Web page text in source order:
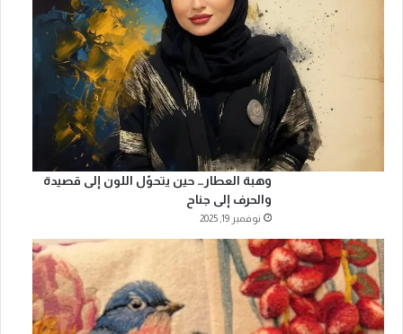
وهبة العطار… حين يتحوّل اللون إلى قصيدة
والحرف إلى جناح
نوفمبر 19, 2025